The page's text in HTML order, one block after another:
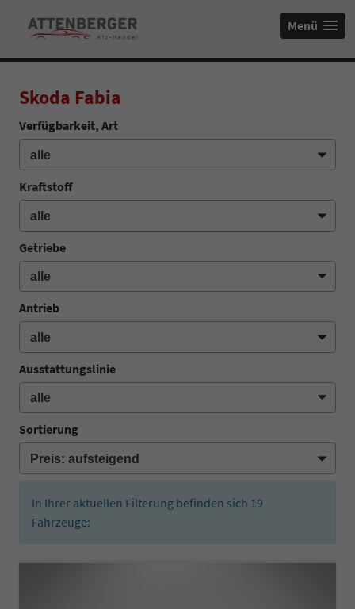
Menü
Skoda Fabia
Verfügbarkeit, Art
Kraftstoff
Getriebe
Antrieb
Ausstattungslinie
Sortierung
In Ihrer aktuellen Filterung befinden sich 19
Fahrzeuge: